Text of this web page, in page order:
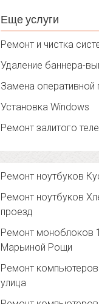
Еще услуги
Ремонт и чистка
Удаление баннера-
Замена оперативной
Установка Windows
Ремонт залитого
Ремонт ноутбуков
Ремонт ноутбуков
проезд
Ремонт моноблоков
Марьиной Рощи
Ремонт
улица